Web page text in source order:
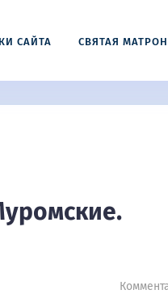
САЙТА СВЯТАЯ